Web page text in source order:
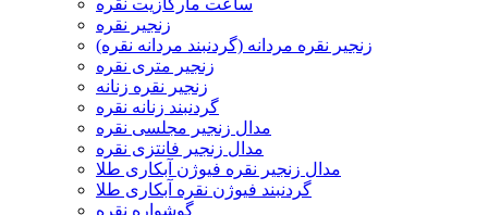
ساعت مارگازیت نقره
زنجیر نقره
زنجیر نقره مردانه (گردنبند مردانه نقره)
زنجیر متری نقره
زنجیر نقره زنانه
گردنبند زنانه نقره
مدال زنجیر مجلسی نقره
مدال زنجیر فانتزی نقره
مدال زنجیر نقره فیوژن آبکاری طلا
گردنبند فیوژن نقره آبکاری طلا
گوشواره نقره